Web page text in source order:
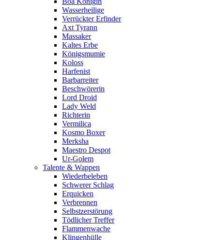
Wasserheilige
Verrückter Erfinder
Axt Tyrann
Massaker
Kaltes Erbe
Königsmumie
Koloss
Harfenist
Barbarreiter
Beschwörerin
Lord Droid
Lady Weld
Richterin
Vermilica
Kosmo Boxer
Merksha
Maestro Despot
Ur-Golem
Talente & Wappen
Wiederbeleben
Schwerer Schlag
Erquicken
Verbrennen
Selbstzerstörung
Tödlicher Treffer
Flammenwache
Klingenhülle